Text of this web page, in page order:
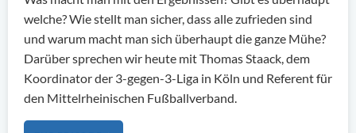
welche? Wie stellt man sicher, dass alle zufrieden sind
und warum macht man sich überhaupt die ganze Mühe?
Darüber sprechen wir heute mit Thomas Staack, dem
Koordinator der 3-gegen-3-Liga in Köln und Referent für
den Mittelrheinischen Fußballverband.